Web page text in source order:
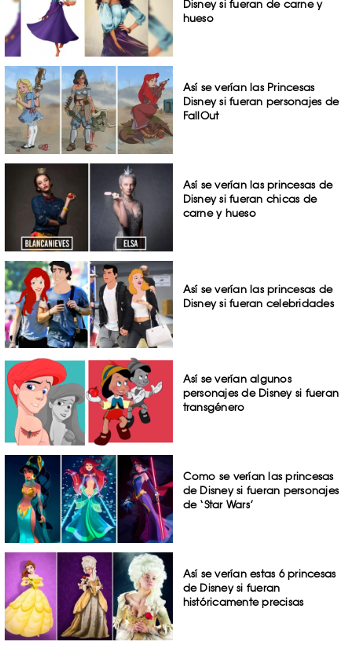
Disney si fueran de carne y
hueso
Así se verían las Princesas
Disney si fueran personajes de
FallOut
Así se verían las princesas de
Disney si fueran chicas de
carne y hueso
Así se verían las princesas de
Disney si fueran celebridades
Así se verían algunos
personajes de Disney si fueran
transgénero
Como se verían las princesas
de Disney si fueran personajes
de ‘Star Wars’
Así se verían estas 6 princesas
de Disney si fueran
históricamente precisas